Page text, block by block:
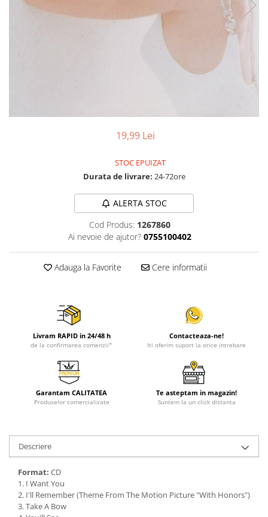
Viniluri Românești
Colecția Electrecord
19,99 Lei
STOC EPUIZAT
Durata de livrare: 24-72ore
ALERTA STOC
Cod Produs: 1267860
Ai nevoie de ajutor? 0755100402
Adauga la Favorite Cere informatii
Livram RAPID in 24/48 h
de la confirmarea comenzii*
Contacteaza-ne!
Iti oferim suport la orice intrebare
Garantam CALITATEA
Produselor comercializate
Te asteptam in magazin!
Suntem la un click distanta
Descriere
Format: CD
1. I Want You
2. I'll Remember (Theme From The Motion Picture "With Honors")
3. Take A Bow